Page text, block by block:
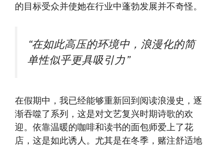
的目标受众并使她在行业中蓬勃发展并不奇怪。
“在如此高压的环境中，浪漫化的简
单性似乎更具吸引力”
在假期中，我已经能够重新回到阅读浪漫史，逐
渐吞噬了系列，这是对文艺复兴时期诗歌的欢
迎。依靠温暖的咖啡和读书的面包师爱上了花
店，这是如此诱人。尤其是在冬季，赌注舒适地